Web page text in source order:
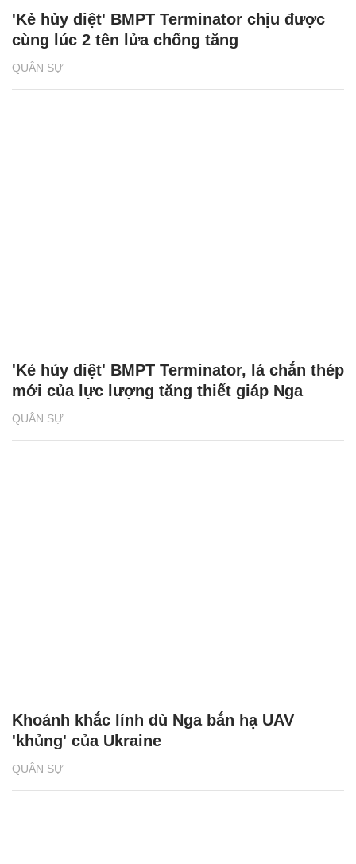
QUÂN SỰ
'Kẻ hủy diệt' BMPT Terminator chịu được
cùng lúc 2 tên lửa chống tăng
QUÂN SỰ
'Kẻ hủy diệt' BMPT Terminator, lá chắn thép
mới của lực lượng tăng thiết giáp Nga
QUÂN SỰ
Khoảnh khắc lính dù Nga bắn hạ UAV
'khủng' của Ukraine